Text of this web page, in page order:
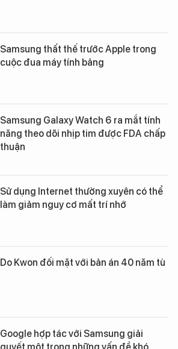
Samsung thất thế trước Apple trong
cuộc đua máy tính bảng
Samsung Galaxy Watch 6 ra mắt tính
năng theo dõi nhịp tim được FDA chấp
thuận
Sử dụng Internet thường xuyên có thể
làm giảm nguy cơ mất trí nhớ
Do Kwon đối mặt với bản án 40 năm tù
Google hợp tác với Samsung giải